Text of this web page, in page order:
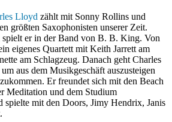
Lloyd zählt mit Sonny Rollins und
größten Saxophonisten unserer Zeit.
er in der Band von B. B. King. Von
eigenes Quartett mit Keith Jarrett am
am Schlagzeug. Danach geht Charles
aus dem Musikgeschäft auszusteigen
Er freundet sich mit den Beach
Meditation und dem Studium
spielte mit den Doors, Jimy Hendrix, Janis